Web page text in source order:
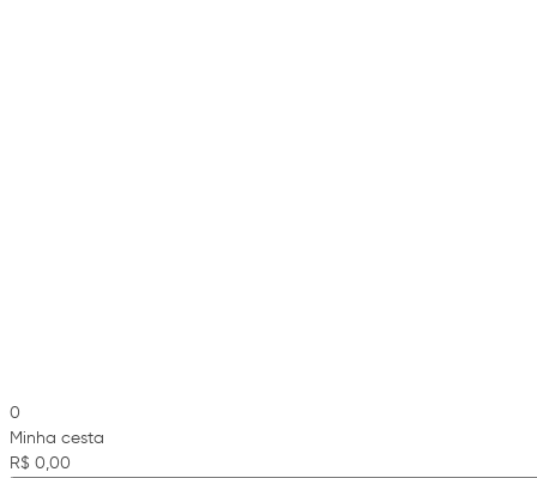
0
Minha cesta
R$ 0,00